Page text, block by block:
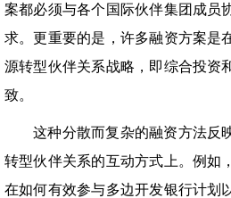
案都必须与各个国际伙伴集团成员
求。更重要的是，许多融资方案是
源转型伙伴关系战略，即综合投资
致。
这种分散而复杂的融资方法反
转型伙伴关系的互动方式上。例如
在如何有效参与多边开发银行计划